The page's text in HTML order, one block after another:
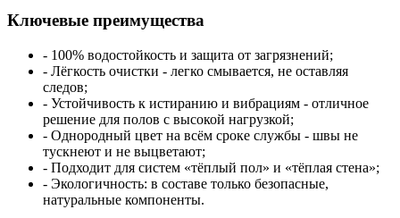
Ключевые преимущества
- 100% водостойкость и защита от загрязнений;
- Лёгкость очистки - легко смывается, не оставляя
следов;
- Устойчивость к истиранию и вибрациям - отличное
решение для полов с высокой нагрузкой;
- Однородный цвет на всём сроке службы - швы не
тускнеют и не выцветают;
- Подходит для систем «тёплый пол» и «тёплая стена»;
- Экологичность: в составе только безопасные,
натуральные компоненты.